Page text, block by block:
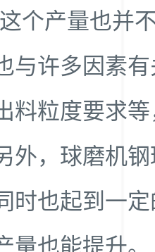
这个产量也并
与许多因素有
料粒度要求
外，球磨机
时也起到一
量也能提升。